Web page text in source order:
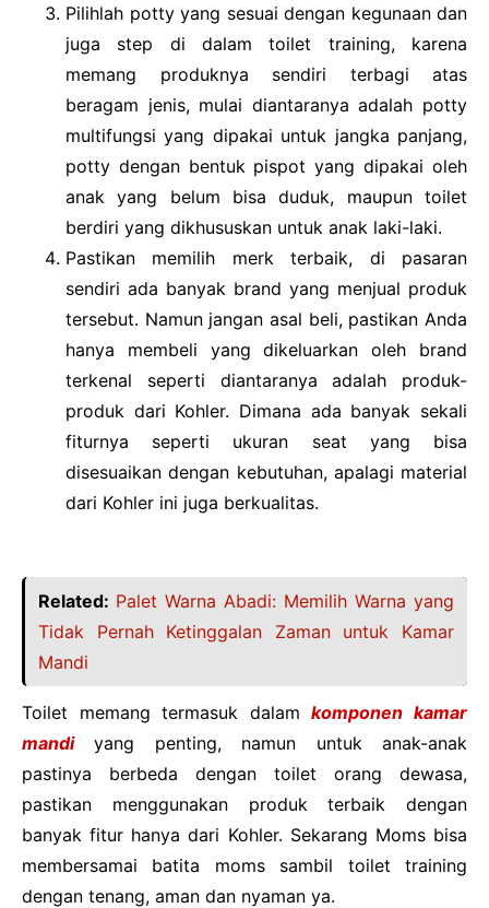
Pilihlah potty yang sesuai dengan kegunaan dan
juga step di dalam toilet training, karena
memang produknya sendiri terbagi atas
beragam jenis, mulai diantaranya adalah potty
multifungsi yang dipakai untuk jangka panjang,
potty dengan bentuk pispot yang dipakai oleh
anak yang belum bisa duduk, maupun toilet
berdiri yang dikhususkan untuk anak laki-laki.
Pastikan memilih merk terbaik, di pasaran
sendiri ada banyak brand yang menjual produk
tersebut. Namun jangan asal beli, pastikan Anda
hanya membeli yang dikeluarkan oleh brand
terkenal seperti diantaranya adalah produk-
produk dari Kohler. Dimana ada banyak sekali
fiturnya seperti ukuran seat yang bisa
disesuaikan dengan kebutuhan, apalagi material
dari Kohler ini juga berkualitas.
Related: Palet Warna Abadi: Memilih Warna yang
Tidak Pernah Ketinggalan Zaman untuk Kamar
Mandi
Toilet memang termasuk dalamkomponen kamar
mandiyang penting, namun untuk anak-anak
pastinya berbeda dengan toilet orang dewasa,
pastikan menggunakan produk terbaik dengan
banyak fitur hanya dari Kohler. Sekarang Moms bisa
membersamai batita moms sambil toilet training
dengan tenang, aman dan nyaman ya.